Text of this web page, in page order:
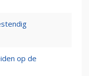
op de